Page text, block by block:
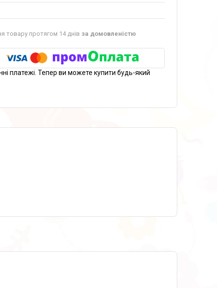
товару протягом 14 днів за домовленістю
платежі. Тепер ви можете купити будь-який